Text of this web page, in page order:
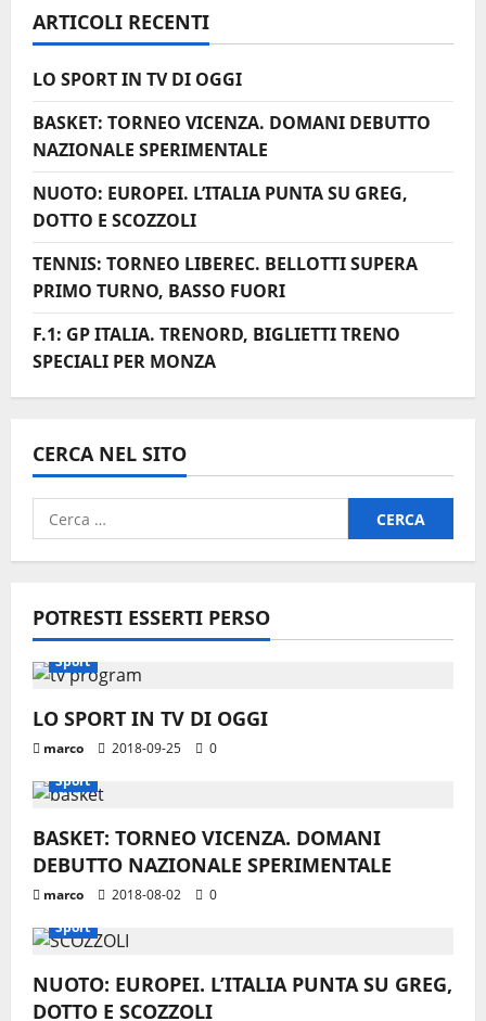
o
l
o
ARTICOLI RECENTI
LO SPORT IN TV DI OGGI
BASKET: TORNEO VICENZA. DOMANI DEBUTTO
NAZIONALE SPERIMENTALE
NUOTO: EUROPEI. L’ITALIA PUNTA SU GREG,
DOTTO E SCOZZOLI
TENNIS: TORNEO LIBEREC. BELLOTTI SUPERA
PRIMO TURNO, BASSO FUORI
F.1: GP ITALIA. TRENORD, BIGLIETTI TRENO
SPECIALI PER MONZA
CERCA NEL SITO
Ricerca
per:
POTRESTI ESSERTI PERSO
Sport
LO SPORT IN TV DI OGGI
marco 2018-09-25
0
Sport
BASKET: TORNEO VICENZA. DOMANI
DEBUTTO NAZIONALE SPERIMENTALE
marco 2018-08-02
0
Sport
NUOTO: EUROPEI. L’ITALIA PUNTA SU GREG,
DOTTO E SCOZZOLI